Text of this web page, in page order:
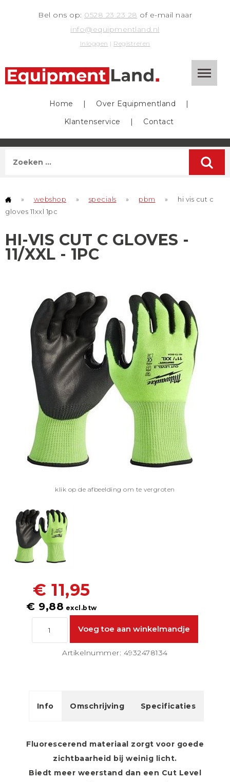
Bel ons op: 0528 23 23 28 of e-mail naar
info@equipmentland.nl
Inloggen | Registreren
Home | Over Equipmentland
|
Klantenservice
| Contact
» webshop » specials » pbm »
hi vis cut c
gloves 11xxl 1pc
HI-VIS CUT C GLOVES -
11/XXL - 1PC
klik op de afbeelding om te vergroten
€ 11,95
€ 9,88 excl.btw
Artikelnummer: 4932478134
Info Omschrijving Specificaties
Fluorescerend materiaal zorgt voor goede
zichtbaarheid bij weinig licht.
Biedt meer weerstand dan een Cut Level